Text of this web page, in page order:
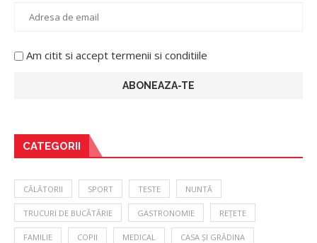
Am citit si accept termenii si conditiile
CATEGORII
CĂLĂTORII SPORT TESTE NUNTĂ
TRUCURI DE BUCĂTĂRIE GASTRONOMIE REȚETE
FAMILIE COPII MEDICAL CASA ȘI GRĂDINA